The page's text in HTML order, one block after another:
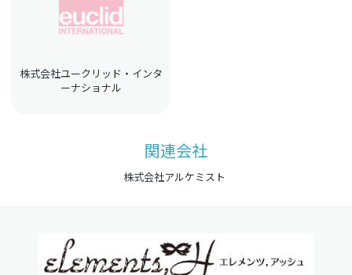
株式会社ユークリッド・インタ
ーナショナル
関連会社
株式会社アルケミスト